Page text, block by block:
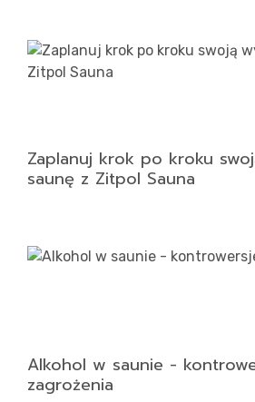
Zaplanuj krok po kroku
saunę z Zitpol Sauna
Alkohol w saunie -
zagrożenia